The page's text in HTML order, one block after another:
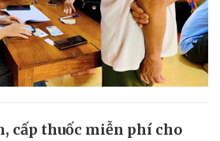
cấp thuốc miễn phí cho